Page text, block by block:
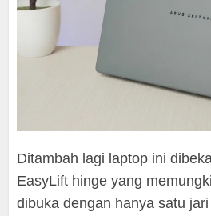
Ditambah lagi laptop ini
EasyLift hinge yang
dibuka dengan hanya satu